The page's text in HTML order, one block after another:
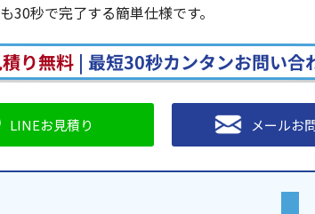
30秒で完了する簡単仕様です。
り無料| 最短30秒カンタンお問い合
LINEお見積り メールお